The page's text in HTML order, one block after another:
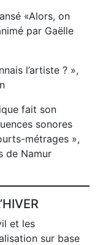
«Alors, on
par Gaëlle
l’artiste ? »,
fait son
sonores
métrages »,
de Namur
et les
sur base